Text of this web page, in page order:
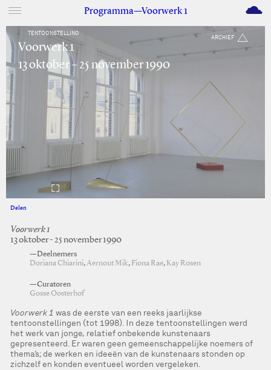
Programma—Voorwerk 1 M
TENTOONSTELLING
ARCHIEF
Voorwerk 1
13 oktober – 25 november 1990
Delen
Voorwerk 1
13 oktober - 25 november 1990
—Deelnemers
Doriana Chiarini,Aernout Mik, Fiona Rae, Kay Rosen
—Curatoren
Gosse Oosterhof
Voorwerk 1 was de eerste van een reeks jaarlijkse
tentoonstellingen (tot 1998). In deze tentoonstellingen werd
het werk van jonge, relatief onbekende kunstenaars
gepresenteerd. Er waren geen gemeenschappelijke noemers of
thema’s; de werken en ideeën van de kunstenaars stonden op
zichzelf en konden eventueel worden vergeleken.